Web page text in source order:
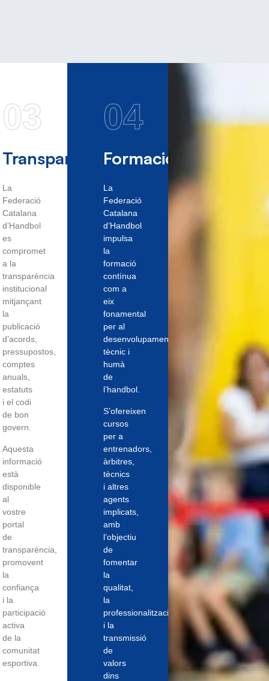
03
Transparència
La
Federació
Catalana
d’Handbol
es
compromet
a la
transparència
institucional
mitjançant
la
publicació
d’acords,
pressupostos,
comptes
anuals,
estatuts
i el codi
de bon
govern.
Aquesta
informació
està
disponible
al
vostre
portal
de
transparència,
promovent
la
confiança
i la
participació
activa
de la
comunitat
esportiva.
04
Formació
La
Federació
Catalana
d’Handbol
impulsa
la
formació
contínua
com a
eix
fonamental
per al
desenvolupament
tècnic i
humà
de
l’handbol.
S’ofereixen
cursos
per a
entrenadors,
àrbitres,
tècnics
i altres
agents
implicats,
amb
l’objectiu
de
fomentar
la
qualitat,
la
professionalització
i la
transmissió
de
valors
dins